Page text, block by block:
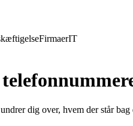
FirmaerIT
dig over, hvem der står